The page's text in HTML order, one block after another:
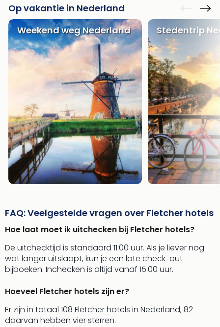
Op vakantie in Nederland
Weekend weg Nederland
Stedentrip
FAQ: Veelgestelde vragen over Fletcher hotels
Hoe laat moet ik uitchecken bij Fletcher hotels?
De uitchecktijd is standaard 11:00 uur. Als je liever nog
wat langer uitslaapt, kun je een late check-out
bijboeken. Inchecken is altijd vanaf 15:00 uur.
Hoeveel Fletcher hotels zijn er?
Er zijn in totaal 108 Fletcher hotels in Nederland, 82
daarvan hebben vier sterren.